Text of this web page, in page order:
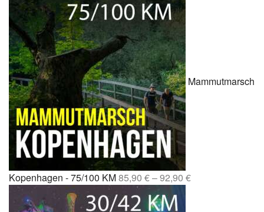
Mammutmarsch
Kopenhagen - 75/100 KM85,90 €–92,90 €